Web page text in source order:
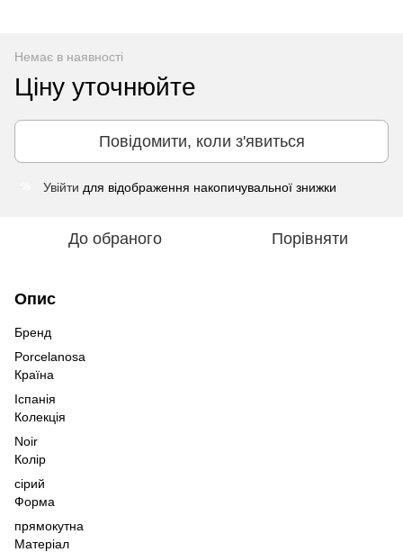
Немає в наявності
Ціну уточнюйте
Повідомити, коли з'явиться
Увійти для відображення накопичувальної знижки
До обраного Порівняти
Опис
Бренд
Porcelanosa
Країна
Іспанія
Колекція
Noir
Колір
сірий
Форма
прямокутна
Матеріал